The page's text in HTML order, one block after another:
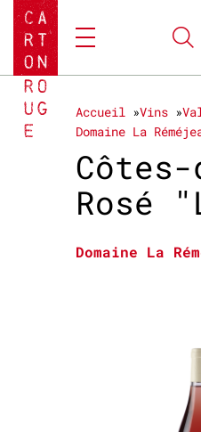
Accueil Vins
Domaine La
Côtes-
Rosé
Domaine La